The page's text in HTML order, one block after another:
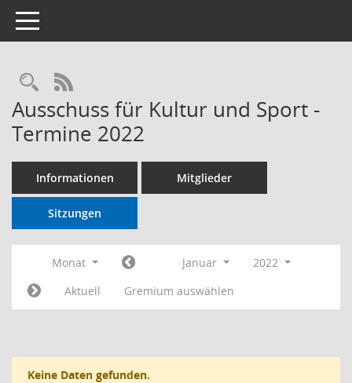
Toggle navigation
RSS-Feed
Ausschuss für Kultur und Sport -
Termine 2022
Informationen Mitglieder
Sitzungen
Monat Januar
2022
Aktuell
Gremium auswählen
Keine Daten gefunden.